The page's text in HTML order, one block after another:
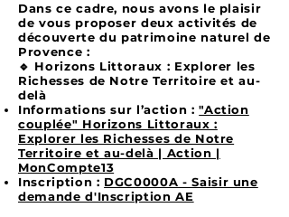
Dans ce cadre, nous avons le plaisir
de vous proposer deux activités de
découverte du patrimoine naturel de
Provence :
🔹 Horizons Littoraux : Explorer les
Richesses de Notre Territoire et au-
delà
Informations sur l’action :"Action
couplée" Horizons Littoraux :
Explorer les Richesses de Notre
Territoire et au-delà | Action |
MonCompte13
Inscription : DGC0000A - Saisir une
demande d'Inscription AE